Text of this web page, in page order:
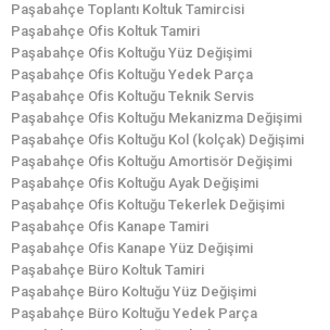
Paşabahçe Toplantı Koltuk Tamircisi
Paşabahçe Ofis Koltuk Tamiri
Paşabahçe Ofis Koltuğu Yüz Değişimi
Paşabahçe Ofis Koltuğu Yedek Parça
Paşabahçe Ofis Koltuğu Teknik Servis
Paşabahçe Ofis Koltuğu Mekanizma Değişimi
Paşabahçe Ofis Koltuğu Kol (kolçak) Değişimi
Paşabahçe Ofis Koltuğu Amortisör Değişimi
Paşabahçe Ofis Koltuğu Ayak Değişimi
Paşabahçe Ofis Koltuğu Tekerlek Değişimi
Paşabahçe Ofis Kanape Tamiri
Paşabahçe Ofis Kanape Yüz Değişimi
Paşabahçe Büro Koltuk Tamiri
Paşabahçe Büro Koltuğu Yüz Değişimi
Paşabahçe Büro Koltuğu Yedek Parça